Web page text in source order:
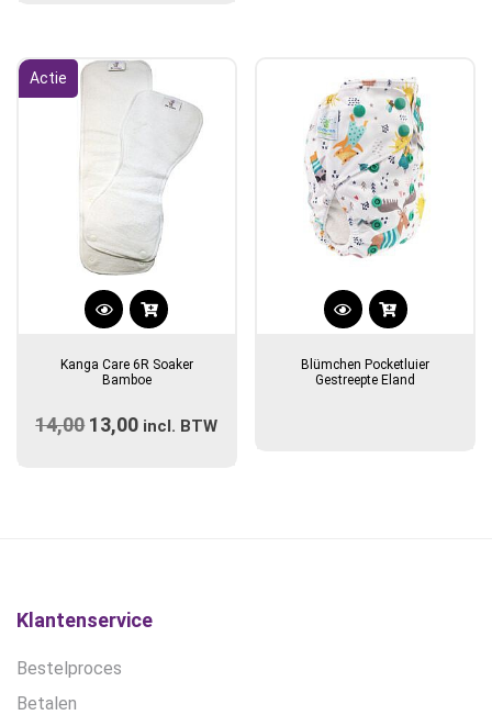
Actie
Dit
heeft
variaties.
de
Kanga Care 6R Soaker
Bamboe
14,00 Oorspronkelijke
13,00 Huidige
incl. BTW
Blümchen Pocketluier
Gestreepte Eland
Klantenservice
Bestelproces
Betalen